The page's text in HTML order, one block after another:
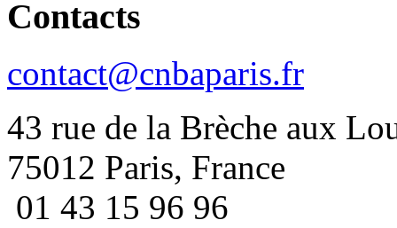
Contacts
contact@cnbaparis.fr
43 rue de la Brèche aux
75012 Paris, France
01 43 15 96 96